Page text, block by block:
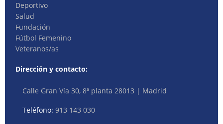
Deportivo
Salud
Fundación
Fútbol Femenino
Veteranos/as
Dirección y contacto:
Calle Gran Vía 30, 8ª planta 28013 | Madrid
Teléfono:913 143 030